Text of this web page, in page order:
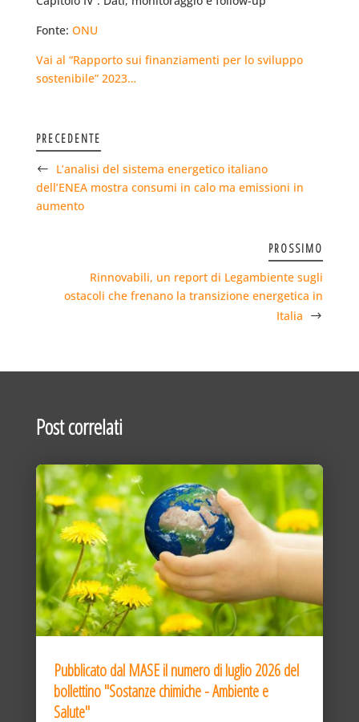
Fonte: ONU
Vai al “Rapporto sui finanziamenti per lo sviluppo
sostenibile” 2023…
PRECEDENTE
L’analisi del sistema energetico italiano
dell’ENEA mostra consumi in calo ma emissioni in
aumento
PROSSIMO
Rinnovabili, un report di Legambiente sugli
ostacoli che frenano la transizione energetica in
Italia
Post correlati
Pubblicato dal MASE il numero di luglio 2026 del
bollettino "Sostanze chimiche - Ambiente e
Salute"